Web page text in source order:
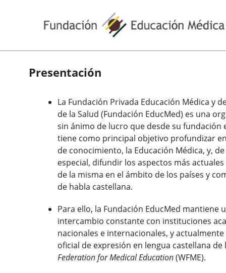
Presentación
La Fundación Privada Educación Médica y
de la Salud (Fundación EducMed) es una
sin ánimo de lucro que desde su fundación
tiene como principal objetivo profundizar
de conocimiento, la Educación Médica, y,
especial, difundir los aspectos más
de la misma en el ámbito de los países y
de habla castellana.
Para ello, la Fundación EducMed mantiene
intercambio constante con instituciones
nacionales e internacionales, y
oficial de expresión en lengua castellana de
Federation for Medical Education(WFME).